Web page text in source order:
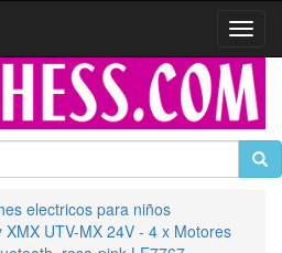
electricos para niños
UTV-MX 24V - 4 x Motores